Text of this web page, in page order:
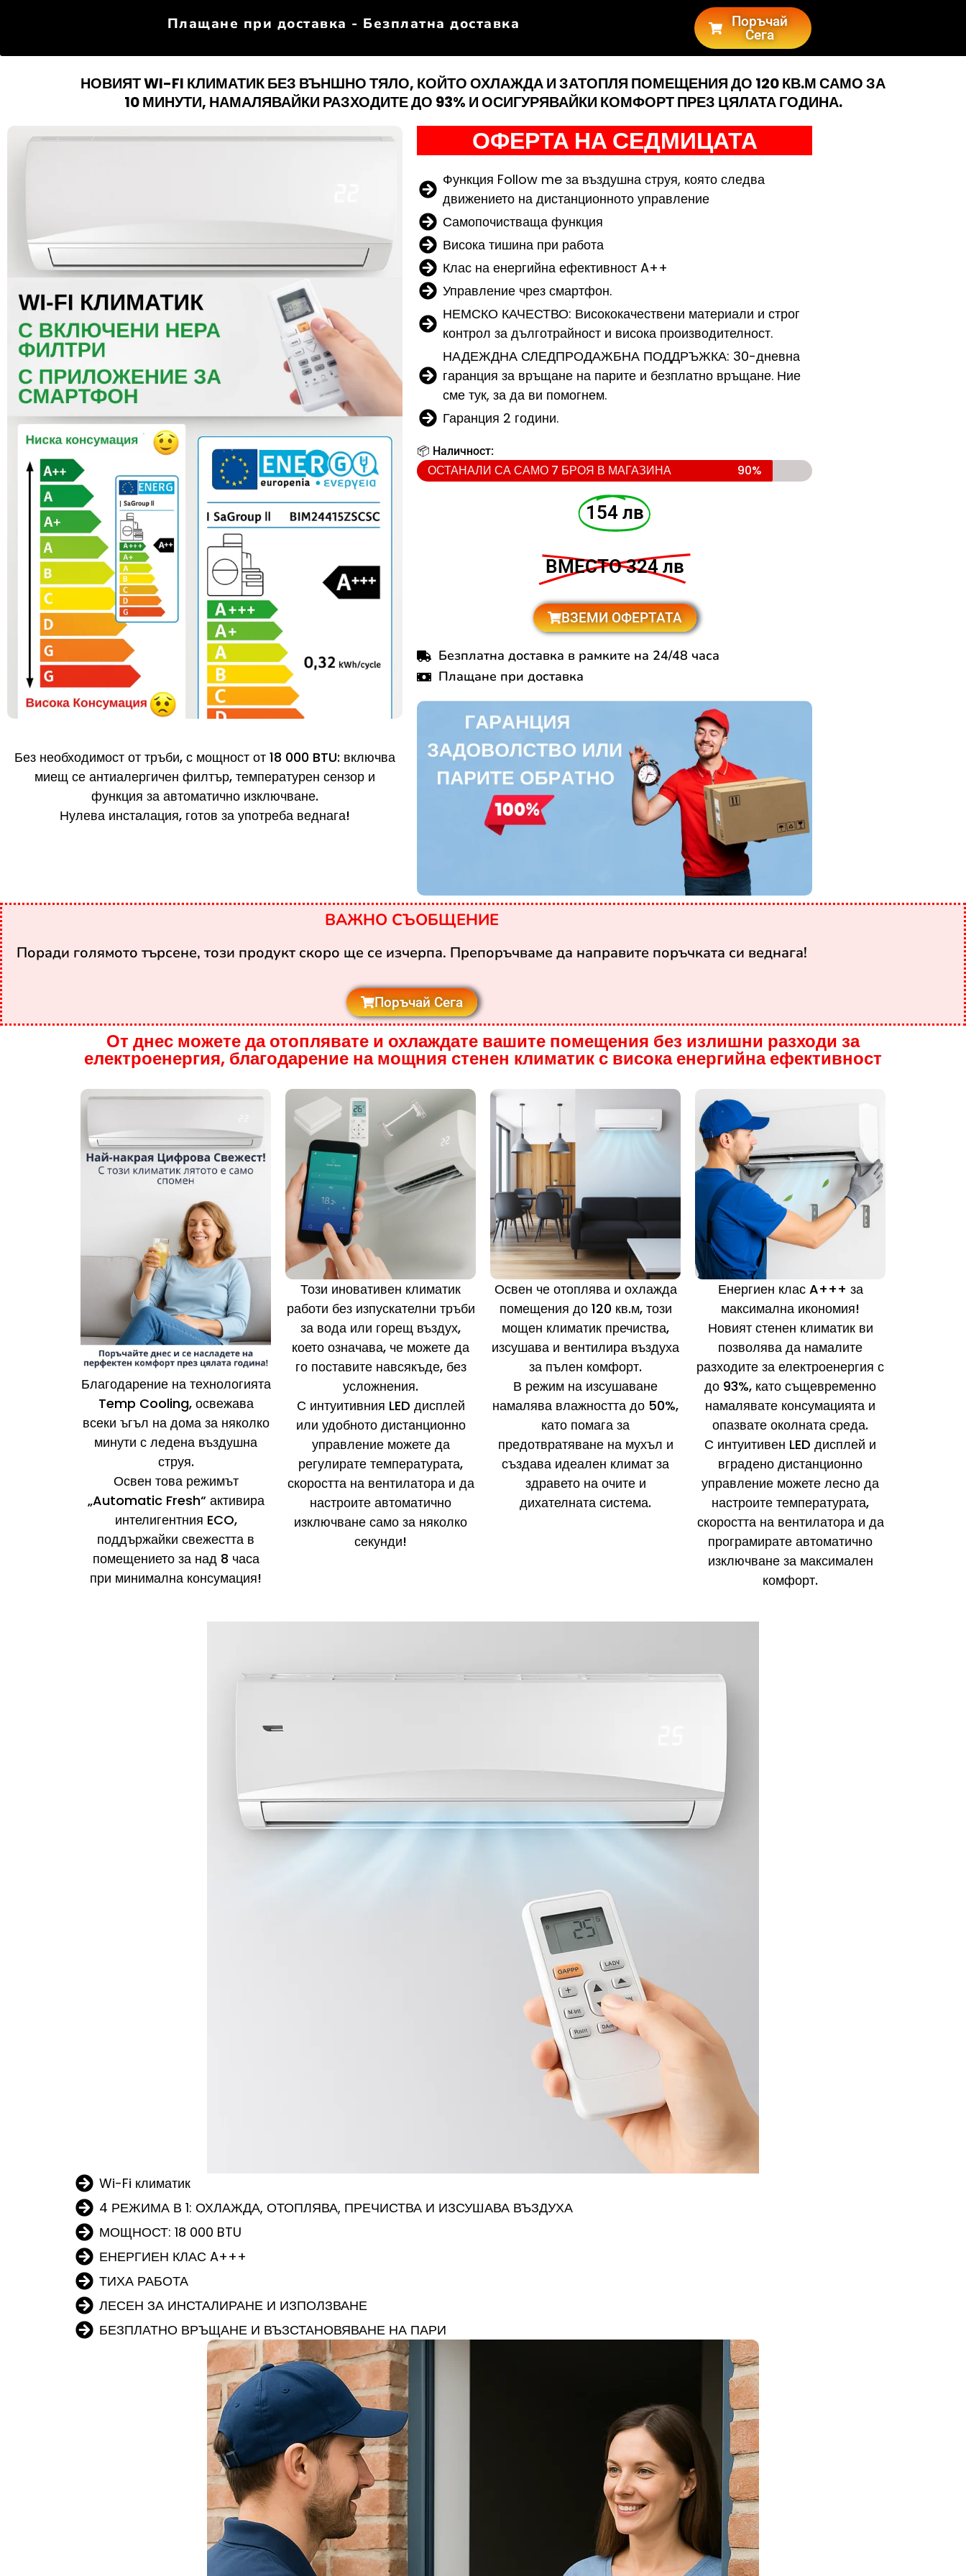
Плащане при доставка - Безплатна доставка
Поръчай
Сега
НОВИЯТ WI-FI КЛИМАТИК БЕЗ ВЪНШНО ТЯЛО, КОЙТО ОХЛАЖДА И ЗАТОПЛЯ ПОМЕЩЕНИЯ ДО 120 КВ.М САМО ЗА
10 МИНУТИ, НАМАЛЯВАЙКИ РАЗХОДИТЕ ДО 93% И ОСИГУРЯВАЙКИ КОМФОРТ ПРЕЗ ЦЯЛАТА ГОДИНА.
Без необходимост от тръби, с мощност от 18 000 BTU: включва
миещ се антиалергичен филтър, температурен сензор и
функция за автоматично изключване.
Нулева инсталация, готов за употреба веднага!
ОФЕРТА НА СЕДМИЦАТА
Функция Follow me за въздушна струя, която следва
движението на дистанционното управление
Самопочистваща функция
Висока тишина при работа
Клас на енергийна ефективност A++
Управление чрез смартфон.
НЕМСКО КАЧЕСТВО: Висококачествени материали и строг
контрол за дълготрайност и висока производителност.
НАДЕЖДНА СЛЕДПРОДАЖБНА ПОДДРЪЖКА: 30-дневна
гаранция за връщане на парите и безплатно връщане. Ние
сме тук, за да ви помогнем.
Гаранция 2 години.
📦 Наличност:
ОСТАНАЛИ СА САМО 7 БРОЯ В МАГАЗИНА 90%
154 лв
ВМЕСТО 324 лв
ВЗЕМИ ОФЕРТАТА
Безплатна доставка в рамките на 24/48 часа
Плащане при доставка
ВАЖНО СЪОБЩЕНИЕ
Поради голямото търсене, този продукт скоро ще се изчерпа. Препоръчваме да направите поръчката си веднага!
Поръчай Сега
От днес можете да отоплявате и охлаждате вашите помещения без излишни разходи за
електроенергия, благодарение на мощния стенен климатик с висока енергийна ефективност
Благодарение на технологията
Temp Cooling, освежава
всеки ъгъл на дома за няколко
минути с ледена въздушна
струя.
Освен това режимът
„Automatic Fresh“ активира
интелигентния ECO,
поддържайки свежестта в
помещението за над 8 часа
при минимална консумация!
Този иновативен климатик
работи без изпускателни тръби
за вода или горещ въздух,
което означава, че можете да
го поставите навсякъде, без
усложнения.
С интуитивния LED дисплей
или удобното дистанционно
управление можете да
регулирате температурата,
скоростта на вентилатора и да
настроите автоматично
изключване само за няколко
секунди!
Освен че отоплява и охлажда
помещения до 120 кв.м, този
мощен климатик пречиства,
изсушава и вентилира въздуха
за пълен комфорт.
В режим на изсушаване
намалява влажността до 50%,
като помага за
предотвратяване на мухъл и
създава идеален климат за
здравето на очите и
дихателната система.
Енергиен клас A+++ за
максимална икономия!
Новият стенен климатик ви
позволява да намалите
разходите за електроенергия с
до 93%, като същевременно
намалявате консумацията и
опазвате околната среда.
С интуитивен LED дисплей и
вградено дистанционно
управление можете лесно да
настроите температурата,
скоростта на вентилатора и да
програмирате автоматично
изключване за максимален
комфорт.
Wi-Fi климатик
4 РЕЖИМА В 1: ОХЛАЖДА, ОТОПЛЯВА, ПРЕЧИСТВА И ИЗСУШАВА ВЪЗДУХА
МОЩНОСТ: 18 000 BTU
ЕНЕРГИЕН КЛАС A+++
ТИХА РАБОТА
ЛЕСЕН ЗА ИНСТАЛИРАНЕ И ИЗПОЛЗВАНЕ
БЕЗПЛАТНО ВРЪЩАНЕ И ВЪЗСТАНОВЯВАНЕ НА ПАРИ